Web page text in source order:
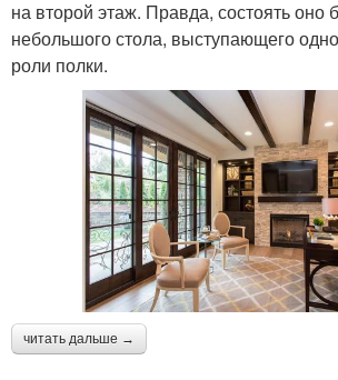
на второй этаж. Правда, состоять оно
небольшого стола, выступающего
роли полки.
читать дальше →